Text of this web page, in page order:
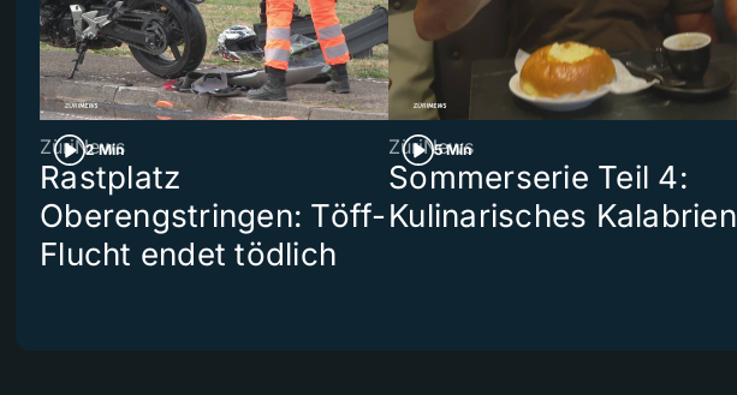
2 Min
ZüriNews
Rastplatz
Oberengstringen: Töff-
Flucht endet tödlich
5 Min
ZüriNews
Sommerserie Teil 4:
Kulinarisches Kalabrien